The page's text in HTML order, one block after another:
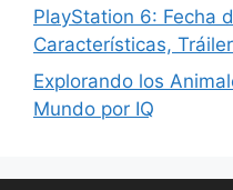
PlayStation 6: Fecha
Características,
Explorando los
Mundo por IQ